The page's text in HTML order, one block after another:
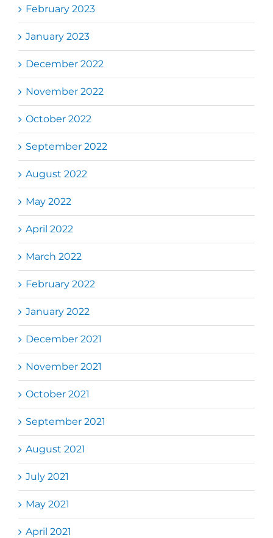
February 2023
January 2023
December 2022
November 2022
October 2022
September 2022
August 2022
May 2022
April 2022
March 2022
February 2022
January 2022
December 2021
November 2021
October 2021
September 2021
August 2021
July 2021
May 2021
April 2021